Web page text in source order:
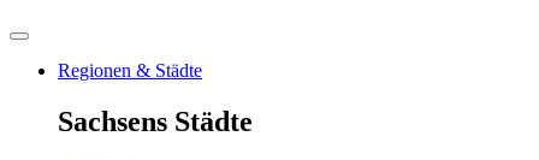
Regionen & Städte
Sachsens Städte